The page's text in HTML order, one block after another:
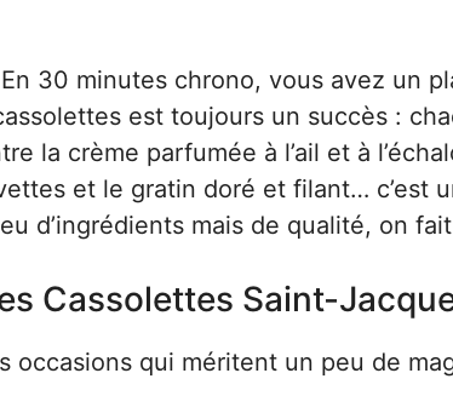
30 minutes chrono, vous avez un
est toujours un succès :
la crème parfumée à l’ail et à
et le gratin doré et filant… c’est
d’ingrédients mais de qualité, on
Cassolettes Saint-
occasions qui méritent un peu de